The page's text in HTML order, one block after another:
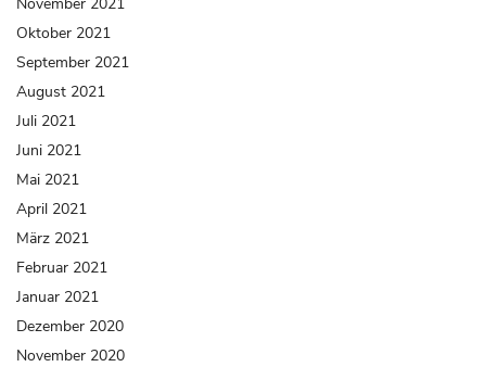
Oktober 2021
September 2021
August 2021
Juli 2021
Juni 2021
Mai 2021
April 2021
März 2021
Februar 2021
Januar 2021
Dezember 2020
November 2020